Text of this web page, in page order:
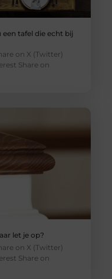
tafel die echt bij
on X (Twitter)
Share on
let je op?
on X (Twitter)
Share on